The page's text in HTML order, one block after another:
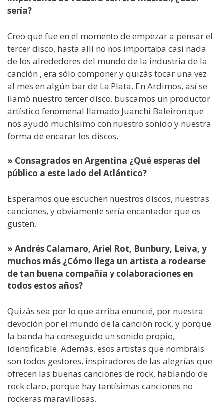
sería?
Creo que fue en el momento de empezar a pensar el
tercer disco, hasta allí no nos importaba casi nada
de los alrededores del mundo de la industria de la
canción , era sólo componer y quizás tocar una vez
al mes en algún bar de La Plata. En Ardimos, así se
llamó nuestro tercer disco, buscamos un productor
artístico fenomenal llamado Juanchi Baleiron que
nos ayudó muchísimo con nuestro sonido y nuestra
forma de encarar los discos.
» Consagrados en Argentina ¿Qué esperas del
público a este lado del Atlántico?
Esperamos que escuchen nuestros discos, nuestras
canciones, y obviamente sería encantador que os
gusten.
» Andrés Calamaro, Ariel Rot, Bunbury, Leiva, y
muchos más ¿Cómo llega un artista a rodearse
de tan buena compañía y colaboraciones en
todos estos años?
Quizás sea por lo que arriba enuncié, por nuestra
devoción por el mundo de la canción rock, y porque
la banda ha conseguido un sonido propio,
identificable. Además, esos artistas que nombráis
son todos gestores, inspiradores de las alegrías que
ofrecen las buenas canciones de rock, hablando de
rock claro, porque hay tantísimas canciones no
rockeras maravillosas.